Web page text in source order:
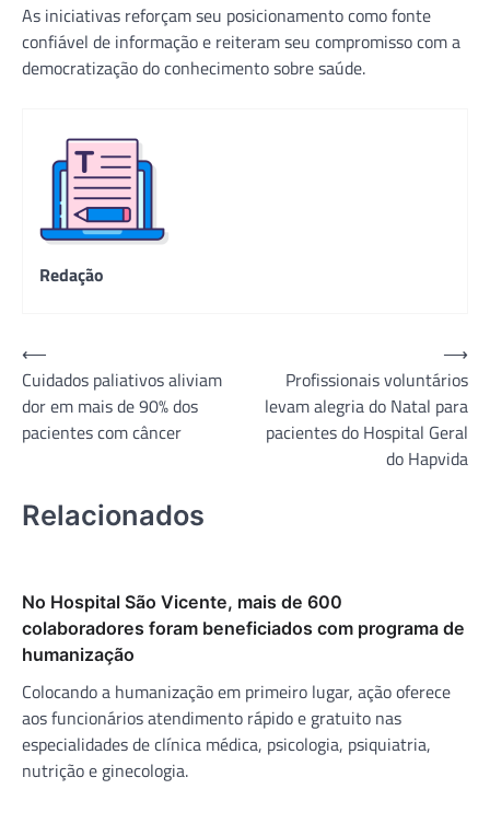
As iniciativas reforçam seu posicionamento como fonte
confiável de informação e reiteram seu compromisso com a
democratização do conhecimento sobre saúde.
Redação
Navegação
de
Post
⟵
Cuidados paliativos aliviam
dor em mais de 90% dos
pacientes com câncer
Profissionais voluntários
levam alegria do Natal para
pacientes do Hospital Geral
do Hapvida
⟶
Relacionados
No Hospital São Vicente, mais de 600
colaboradores foram beneficiados com programa de
humanização
Colocando a humanização em primeiro lugar, ação oferece
aos funcionários atendimento rápido e gratuito nas
especialidades de clínica médica, psicologia, psiquiatria,
nutrição e ginecologia.